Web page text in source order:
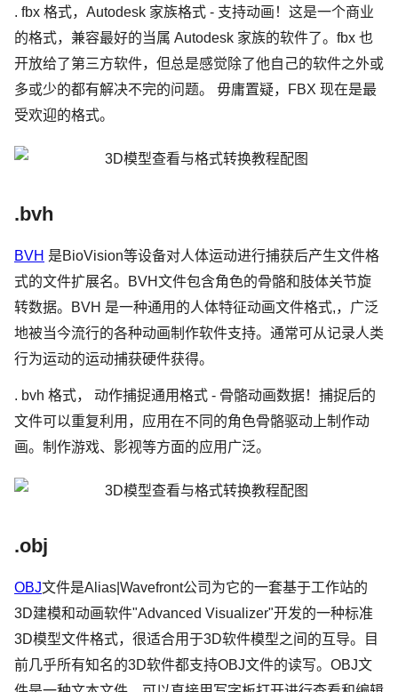
. fbx 格式，Autodesk 家族格式 - 支持动画！这是一个商业
的格式，兼容最好的当属 Autodesk 家族的软件了。fbx 也
开放给了第三方软件，但总是感觉除了他自己的软件之外或
多或少的都有解决不完的问题。 毋庸置疑，FBX 现在是最
受欢迎的格式。
.bvh
BVH 是BioVision等设备对人体运动进行捕获后产生文件格
式的文件扩展名。BVH文件包含角色的骨骼和肢体关节旋
转数据。BVH 是一种通用的人体特征动画文件格式,，广泛
地被当今流行的各种动画制作软件支持。通常可从记录人类
行为运动的运动捕获硬件获得。
. bvh 格式， 动作捕捉通用格式 - 骨骼动画数据！捕捉后的
文件可以重复利用，应用在不同的角色骨骼驱动上制作动
画。制作游戏、影视等方面的应用广泛。
.obj
OBJ文件是Alias|Wavefront公司为它的一套基于工作站的
3D建模和动画软件"Advanced Visualizer"开发的一种标准
3D模型文件格式，很适合用于3D软件模型之间的互导。目
前几乎所有知名的3D软件都支持OBJ文件的读写。OBJ文